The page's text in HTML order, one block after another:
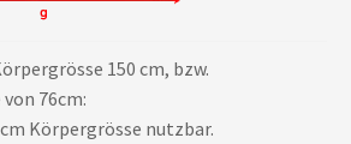
150 cm, bzw.
76cm:
Körpergrösse nutzbar.